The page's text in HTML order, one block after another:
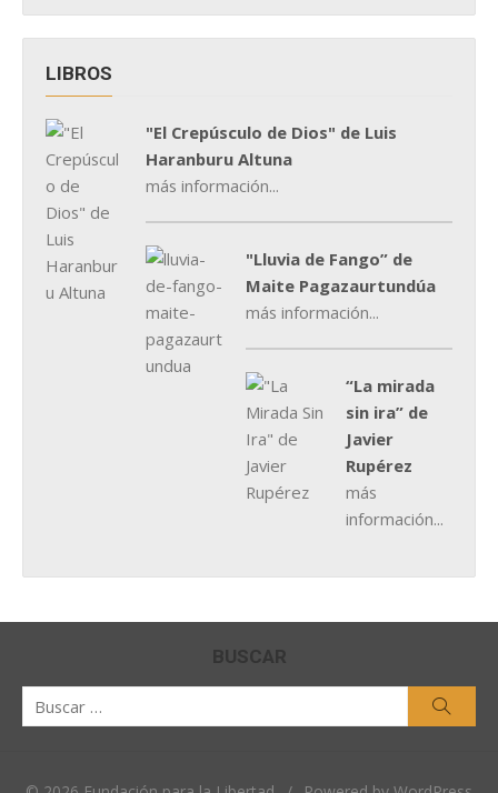
LIBROS
"El Crepúsculo de Dios" de Luis
Haranburu Altuna
más información...
"Lluvia de Fango” de
Maite Pagazaurtundúa
más información...
“La mirada
sin ira” de
Javier
Rupérez
más
información...
BUSCAR